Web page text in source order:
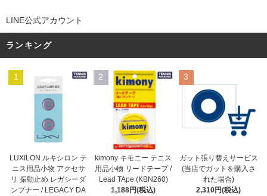
LINE公式アカウント
ランキング
1
LUXILON ルキシロン テ
ニス用品小物 アクセサ
リ 振動止め レガシーダ
ンプナー / LEGACY DA
2
kimony キモニー テニス
用品小物 リードテープ /
Lead TApe (KBN260)
1,188円(税込)
3
ガット張り替えサービス
(当店でガットを購入さ
れた場合)
2,310円(税込)